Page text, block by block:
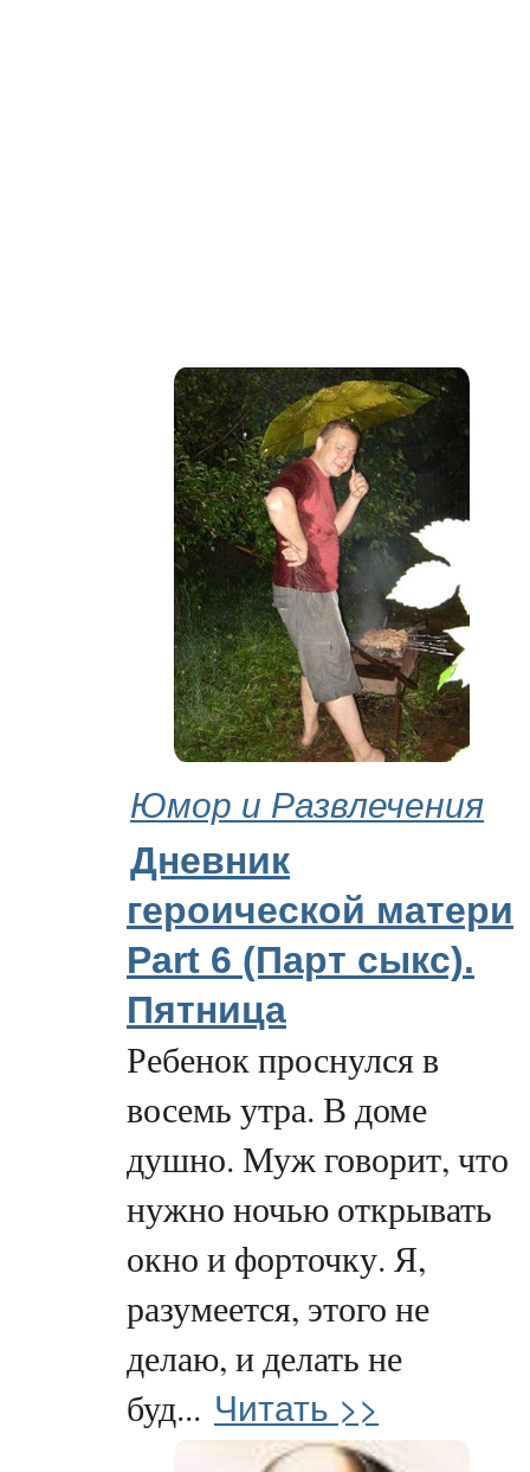
Юмор и Развлечения
Дневник
героической матери
Part 6 (Парт cыкс).
Пятница
Ребенок проснулся в
восемь утра. В доме
душно. Муж говорит, что
нужно ночью открывать
окно и форточку. Я,
разумеется, этого не
делаю, и делать не
буд... Читать >>